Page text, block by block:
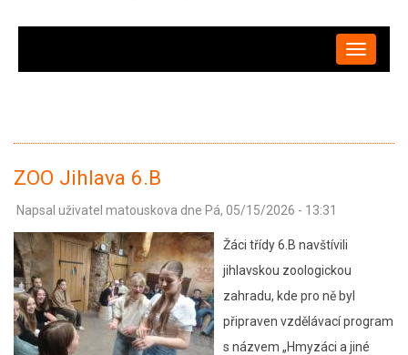
ZOO Jihlava 6.B
Napsal uživatel matouskova dne Pá, 05/15/2026 - 13:31
Žáci třídy 6.B navštívili
jihlavskou zoologickou
zahradu, kde pro ně byl
připraven vzdělávací program
s názvem „Hmyzáci a jiné